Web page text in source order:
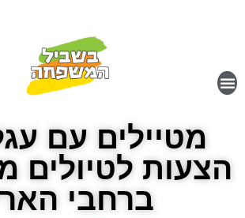
מטיילים עם
הצעות לטיולים
ברחבי